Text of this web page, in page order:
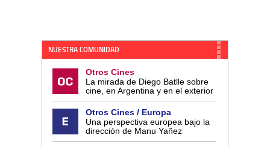
NUESTRA COMUNIDAD
Otros Cines
La mirada de Diego Batlle sobre
cine, en Argentina y en el exterior
Otros Cines / Europa
Una perspectiva europea bajo la
dirección de Manu Yañez